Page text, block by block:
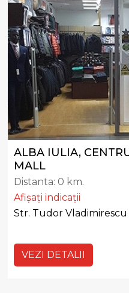
ALBA IULIA,
MALL
Distanta: 0 km.
Afișați indicații
Str. Tudor Vladimirescu
VEZI DETALII